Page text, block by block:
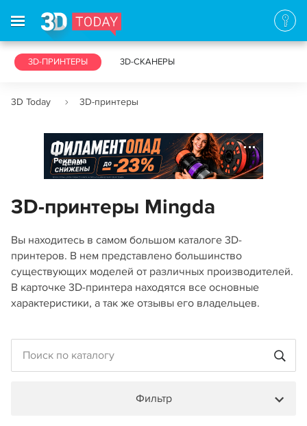
3D-ПРИНТЕРЫ 3D-СКАНЕРЫ
3D Today 3D-принтеры
Реклама
3D-принтеры Mingda
Вы находитесь в самом большом каталоге 3D-
принтеров. В нем представлено большинство
существующих моделей от различных производителей.
В карточке 3D-принтера находятся все основные
характеристики, а так же отзывы его владельцев.
Фильтр